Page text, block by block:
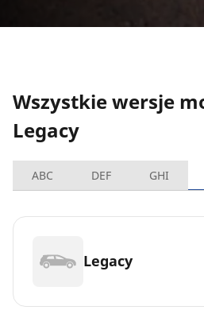
Wszystkie wersje
Legacy
ABC DEF GHI
Legacy